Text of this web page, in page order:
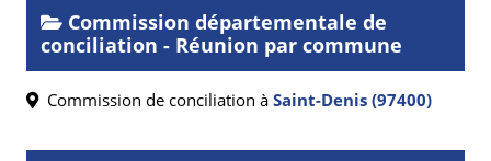
Commission départementale de
conciliation - Réunion par commune
Commission de conciliation à Saint-Denis (97400)